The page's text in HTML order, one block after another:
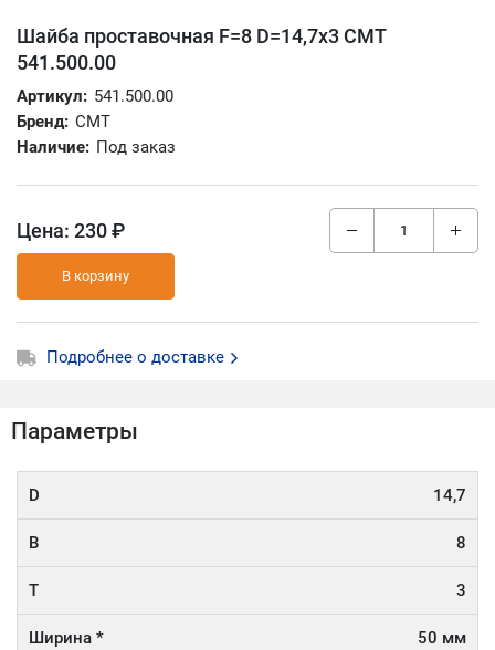
Шайба проставочная F=8 D=14,7x3 CMT
541.500.00
Артикул: 541.500.00
Бренд: CMT
Наличие: Под заказ
Цена: 230 ₽
В корзину
Подробнее о доставке
Параметры
D 14,7
B 8
T 3
Ширина * 50 мм